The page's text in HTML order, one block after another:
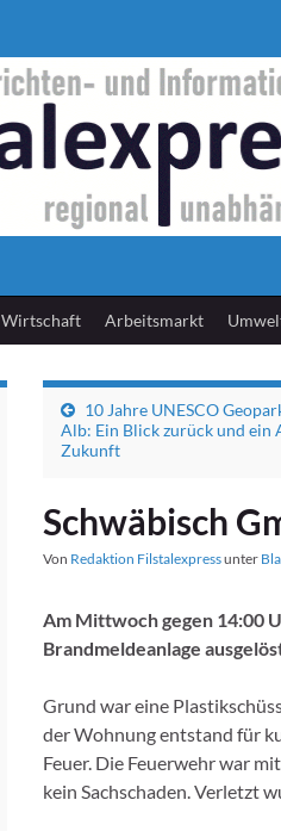
Wirtschaft Arbeitsmarkt
10 Jahre UNESCO
Alb: Ein Blick zurück und ein
Zukunft
Schwäbisch
Von Redaktion Filstalexpressunter
Am Mittwoch gegen 14:00
Brandmeldeanlage
Grund war eine
der Wohnung entstand für
Feuer. Die Feuerwehr war
kein Sachschaden. Verletzt